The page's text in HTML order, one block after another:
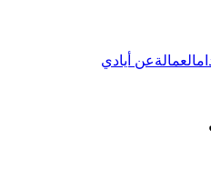
العمالةعن أيادي